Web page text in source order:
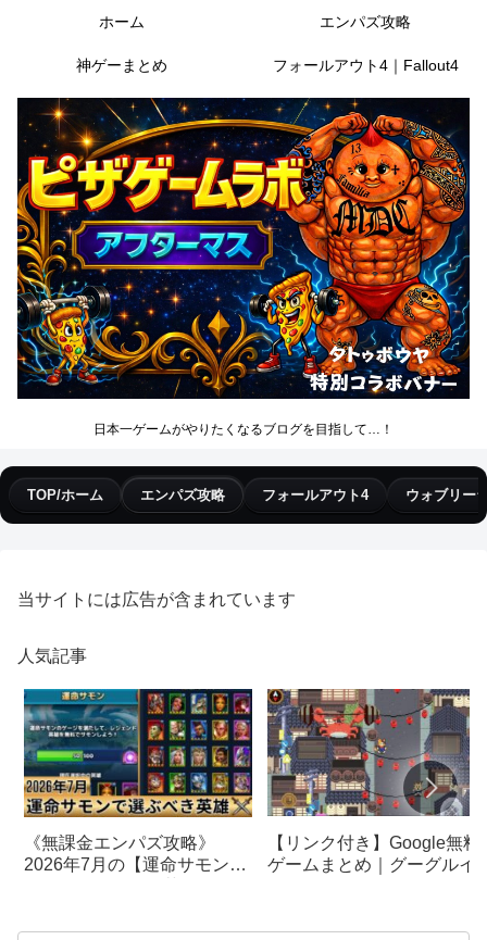
日本一ゲームがやりたくなるブログを目指して…！
ホーム エンパズ攻略
神ゲーまとめ フォールアウト4｜Fallout4
TOP/ホーム エンパズ攻略 フォールアウト4 ウォブリー
当サイトには広告が含まれています
人気記事
《無課金エンパズ攻略》
2026年7月の【運命サモン】
【リンク付き】Google無料
ゲームまとめ｜グーグルイ
クetc…